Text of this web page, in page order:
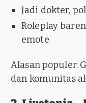
Jadi dokter,
Roleplay
emote
Alasan populer:
dan komunitas